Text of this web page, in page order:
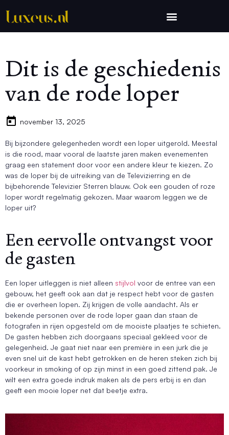
Dit is de geschiedenis
van de rode loper
november 13, 2025
Bij bijzondere gelegenheden wordt een loper uitgerold. Meestal
is die rood, maar vooral de laatste jaren maken evenementen
graag een statement door voor een andere kleur te kiezen. Zo
was de loper bij de uitreiking van de Televizierring en de
bijbehorende Televizier Sterren blauw. Ook een gouden of roze
loper wordt regelmatig gekozen. Maar waarom leggen we de
loper uit?
Een eervolle ontvangst voor
de gasten
Een loper uitleggen is niet alleen stijlvol voor de entree van een
gebouw, het geeft ook aan dat je respect hebt voor de gasten
die er overheen lopen. Zij krijgen de volle aandacht. Als er
bekende personen over de rode loper gaan dan staan de
fotografen in rijen opgesteld om de mooiste plaatjes te schieten.
De gasten hebben zich doorgaans speciaal gekleed voor de
gelegenheid. Je gaat niet naar een première in een jurk die je
even snel uit de kast hebt getrokken en de heren steken zich bij
voorkeur in smoking of op zijn minst in een goed zittend pak. Je
wilt een extra goede indruk maken als de pers erbij is en dan
geeft een mooie loper net dat beetje extra.